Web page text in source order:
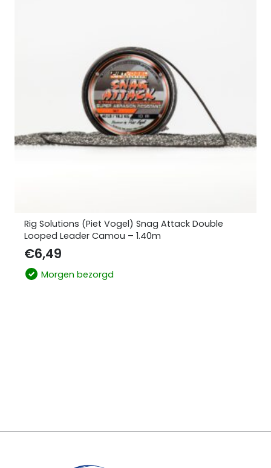
Rig Solutions (Piet Vogel) Snag Attack Double
Looped Leader Camou – 1.40m
€6,49
Morgen bezorgd